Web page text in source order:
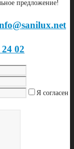
предложение!
02
Я согласен